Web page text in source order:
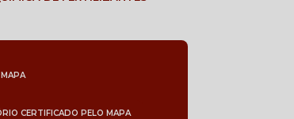
CERTIFICADO PELO MAPA